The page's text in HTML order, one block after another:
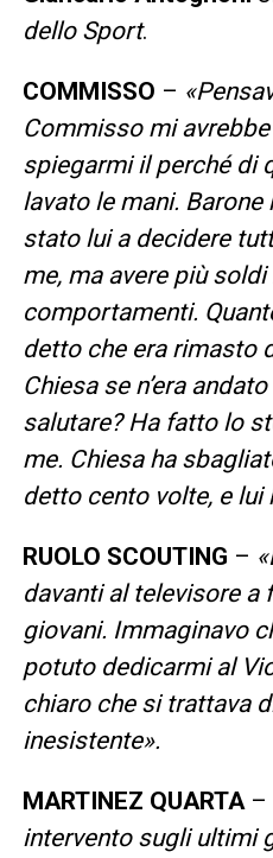
dello Sport.
COMMISSO –
Commisso mi
spiegarmi il perché di
lavato le mani.
stato lui a decidere
me, ma avere più
comportamenti.
detto che era rimasto
Chiesa se n’era
salutare? Ha fatto lo
me. Chiesa ha
detto cento volte, e
RUOLO SCOUTING –
davanti al televisore a
giovani. Immaginavo
potuto dedicarmi al
chiaro che si trattava
inesistente».
MARTINEZ QUARTA–
intervento sugli ultimi